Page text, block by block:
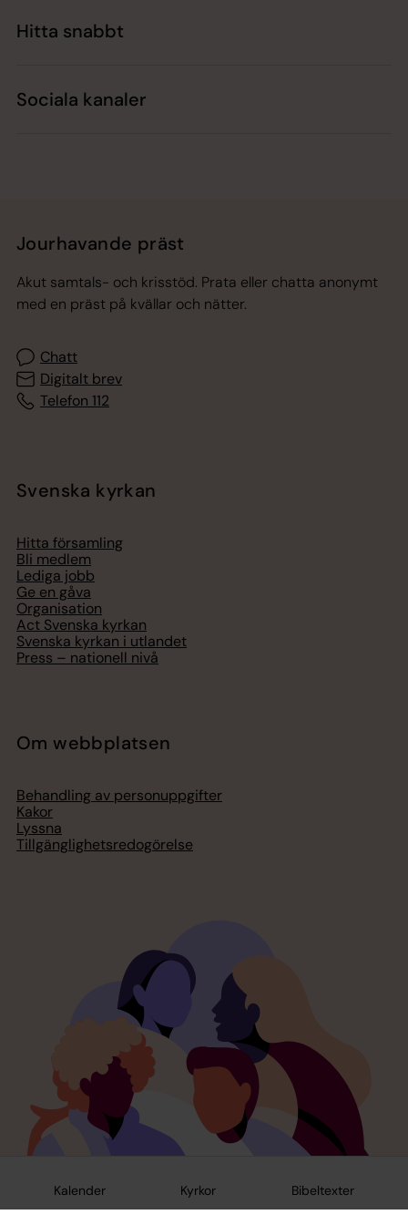
Kalender Kyrkor Bibeltexter
Hitta snabbt
Sociala kanaler
Jourhavande präst
Akut samtals- och krisstöd. Prata eller chatta anonymt
med en präst på kvällar och nätter.
Chatt
Digitalt brev
Telefon 112
Svenska kyrkan
Hitta församling
Bli medlem
Lediga jobb
Ge en gåva
Organisation
Act Svenska kyrkan
Svenska kyrkan i utlandet
Press – nationell nivå
Om webbplatsen
Behandling av personuppgifter
Kakor
Lyssna
Tillgänglighetsredogörelse